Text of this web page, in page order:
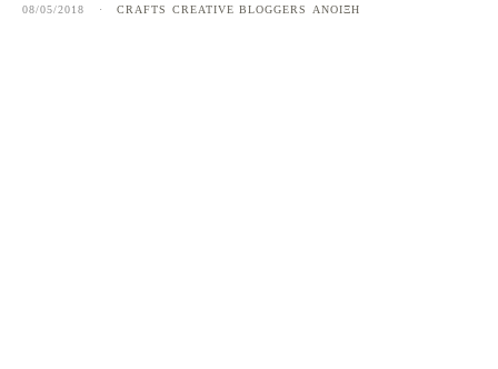
08/05/2018 · CRAFTS CREATIVE BLOGGERS ΑΝΟΙΞΗ